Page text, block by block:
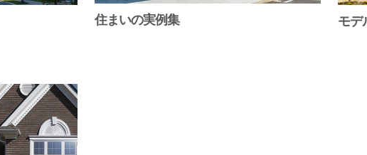
住まいの実例集 モデ